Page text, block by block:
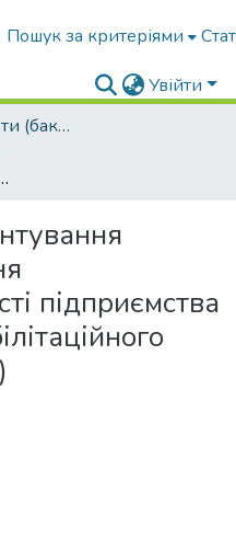
Пошук за критеріями
Увійти
1. Дипломні роботи (бакалавр)
(на прикладі реабілітаційного центру «Вікторія»)
підприємства